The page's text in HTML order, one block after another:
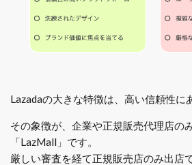
Lazadaの大きな特徴は、高い信頼性に
その象徴が、企業や正規販売代理店の
「LazMall」です。
厳しい審査を経て正規販売店のみ出店